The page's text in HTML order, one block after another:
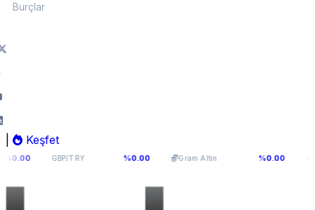
Burçlar
Keşfet
GBP/TRY64,2936 Gram Altın6.107,34 BTC